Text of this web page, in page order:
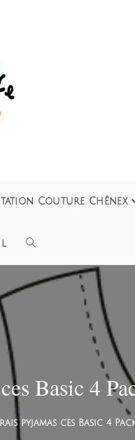
Couture Chênex
Basic 4
pyjamas ces Basic 4